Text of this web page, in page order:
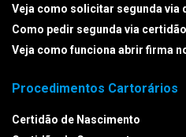
Veja como solicitar segunda via
Como pedir segunda via
Veja como funciona abrir firma
Procedimentos Cartorários
Certidão de Nascimento